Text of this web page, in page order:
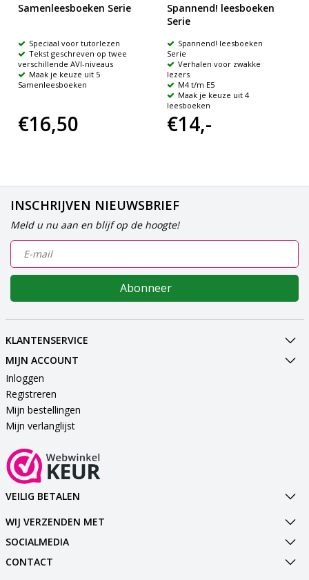
Samenleesboeken Serie
Speciaal voor tutorlezen
Tekst geschreven op twee
verschillende AVI-niveaus
Maak je keuze uit 5
Samenleesboeken
€16,50
Spannend! leesboeken
Serie
Spannend! leesboeken
Serie
Verhalen voor zwakke
lezers
M4 t/m E5
Maak je keuze uit 4
leesboeken
€14,-
INSCHRIJVEN NIEUWSBRIEF
Meld u nu aan en blijf op de hoogte!
Abonneer
KLANTENSERVICE
MIJN ACCOUNT
Inloggen
Registreren
Mijn bestellingen
Mijn verlanglijst
VEILIG BETALEN
WIJ VERZENDEN MET
SOCIALMEDIA
CONTACT